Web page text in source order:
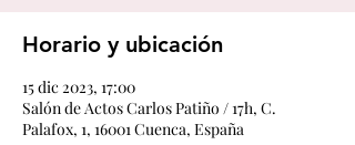
Horario y ubicación
15 dic 2023, 17:00
Salón de Actos Carlos Patiño / 17h, C.
Palafox, 1, 16001 Cuenca, España